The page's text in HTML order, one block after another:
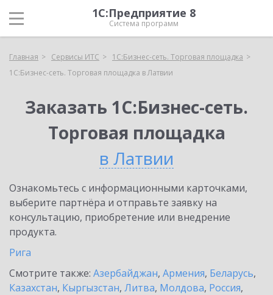
1С:Предприятие 8
Система программ
Главная Сервисы ИТС
1С:Бизнес-сеть. Торговая площадка
1С:Бизнес-сеть. Торговая площадка в Латвии
Заказать 1С:Бизнес-сеть.
Торговая площадка
в Латвии
Ознакомьтесь с информационными карточками,
выберите партнёра и отправьте заявку на
консультацию, приобретение или внедрение
продукта.
Рига
Смотрите также: Азербайджан, Армения, Беларусь,
Казахстан, Кыргызстан, Литва, Молдова, Россия,